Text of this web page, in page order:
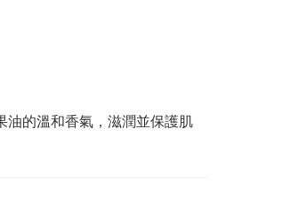
油的溫和香氣，滋潤並保護肌